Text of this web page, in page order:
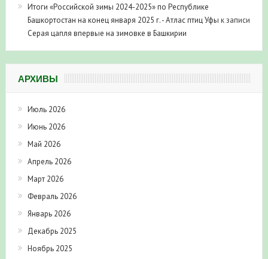
Итоги «Российской зимы 2024-2025» по Республике
Башкортостан на конец января 2025 г. - Атлас птиц Уфы к записи
Серая цапля впервые на зимовке в Башкирии
АРХИВЫ
Июль 2026
Июнь 2026
Май 2026
Апрель 2026
Март 2026
Февраль 2026
Январь 2026
Декабрь 2025
Ноябрь 2025